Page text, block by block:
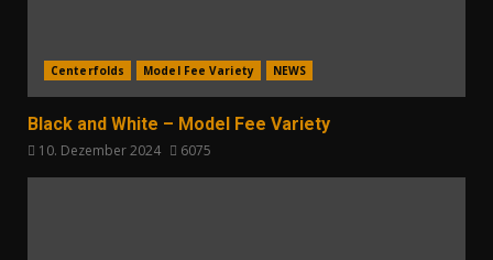
Centerfolds Model Fee Variety NEWS
Black and White – Model Fee Variety
10. Dezember 2024 6075